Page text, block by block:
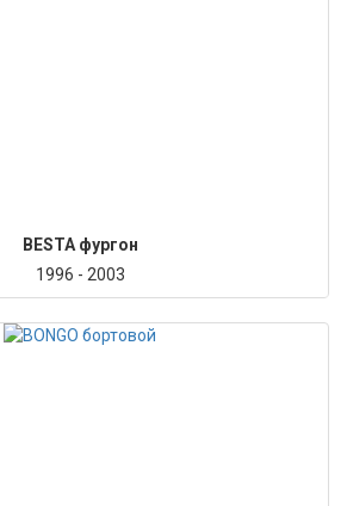
BESTA фургон
1996 - 2003